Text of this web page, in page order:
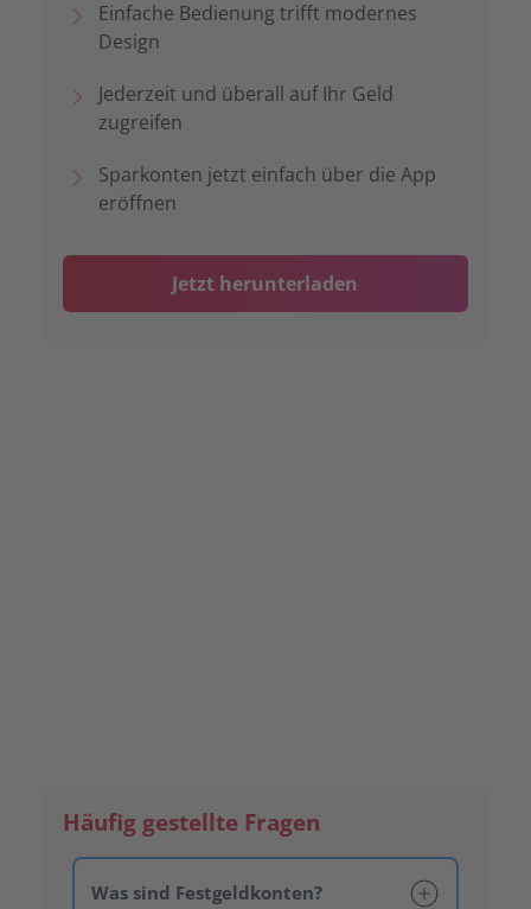
Einfache Bedienung trifft modernes
Design
Jederzeit und überall auf Ihr Geld
zugreifen
Sparkonten jetzt einfach über die App
eröffnen
Jetzt herunterladen
Häufig gestellte Fragen
Was sind Festgeldkonten?